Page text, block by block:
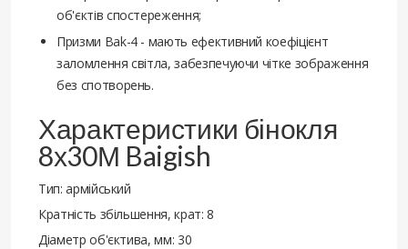
об'єктів спостереження;
Призми Bak-4 - мають ефективний коефіцієнт
заломлення світла, забезпечуючи чітке зображення
без спотворень.
Характеристики бінокля
8х30М Baigish
Тип: армійський
Кратність збільшення, крат: 8
Діаметр об'єктива, мм: 30